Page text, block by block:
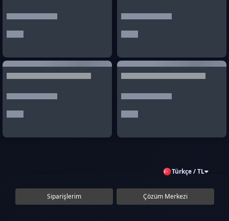
Türkçe / TL
Siparişlerim Çözüm Merkezi